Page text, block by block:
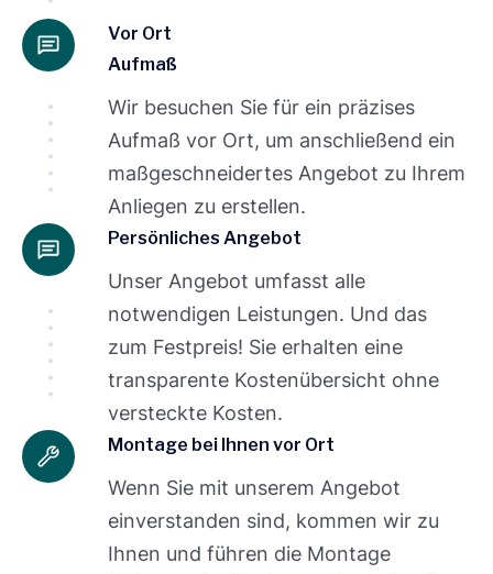
Vor Ort
Aufmaß
Wir besuchen Sie für ein präzises
Aufmaß vor Ort, um anschließend ein
maßgeschneidertes Angebot zu Ihrem
Anliegen zu erstellen.
Persönliches Angebot
Unser Angebot umfasst alle
notwendigen Leistungen. Und das
zum Festpreis! Sie erhalten eine
transparente Kostenübersicht ohne
versteckte Kosten.
Montage bei Ihnen vor Ort
Wenn Sie mit unserem Angebot
einverstanden sind, kommen wir zu
Ihnen und führen die Montage